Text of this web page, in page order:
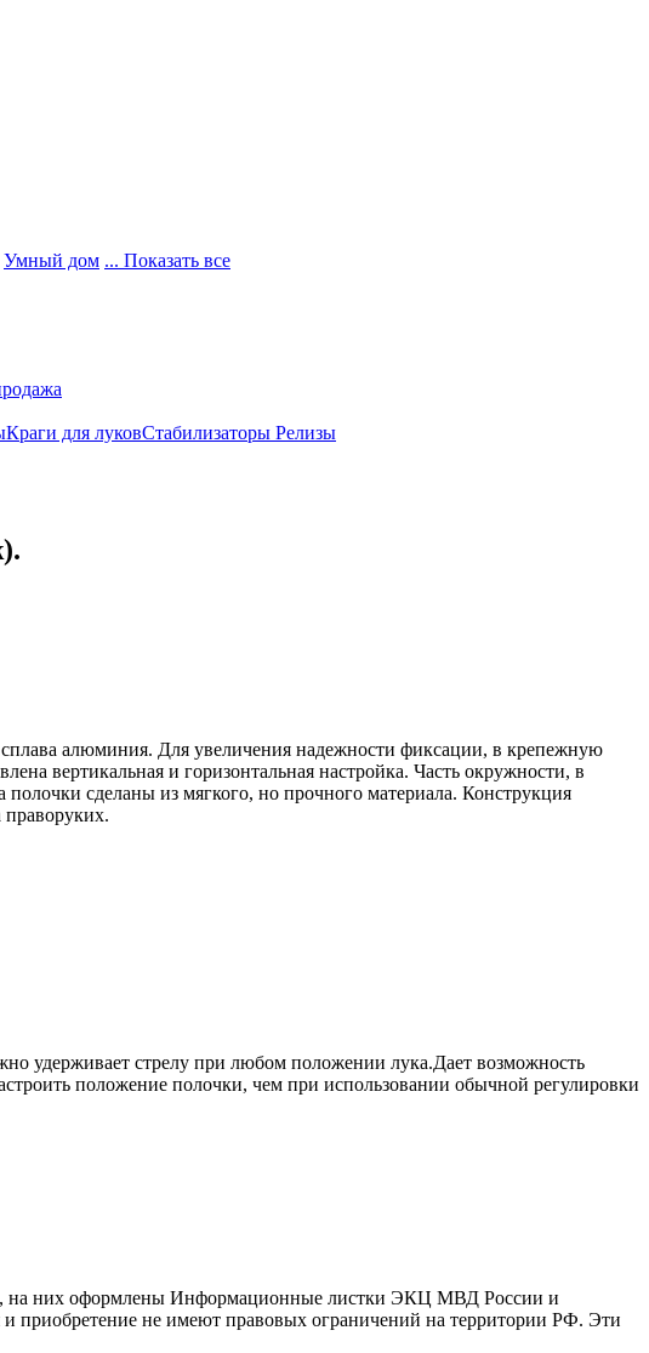
Умный дом ... Показать все
Краги для луковСтабилизаторы Релизы
алюминия. Для увеличения надежности фиксации, в крепежную
вертикальная и горизонтальная настройка. Часть окружности, в
полочки сделаны из мягкого, но прочного материала. Конструкция
праворуких.
удерживает стрелу при любом положении лука.Дает возможность
положение полочки, чем при использовании обычной регулировки
на них оформлены Информационные листки ЭКЦ МВД России и
приобретение не имеют правовых ограничений на территории РФ. Эти